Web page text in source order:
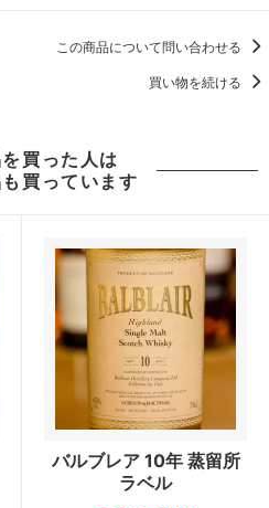
この商品について問い合わせる
買い物を続ける
買った人は
買っています
バルブレア 10年 蒸留所
ラベル